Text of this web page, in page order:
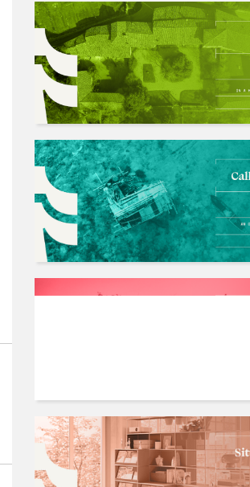
peijunfei
海外设计团队BD合作
人数: 若干 ，截止时间:2030.03.12
wzq191315
设计师组队
人数: 若干 ，截止时间:2027.08.15
山清
2024 Antepavilion 建筑竞赛
人数: 若干 ，截止时间:2038.01.19
不存在的
人
国内外竞赛长期招队友
人数: 若干 ，截止时间:2028.04.06